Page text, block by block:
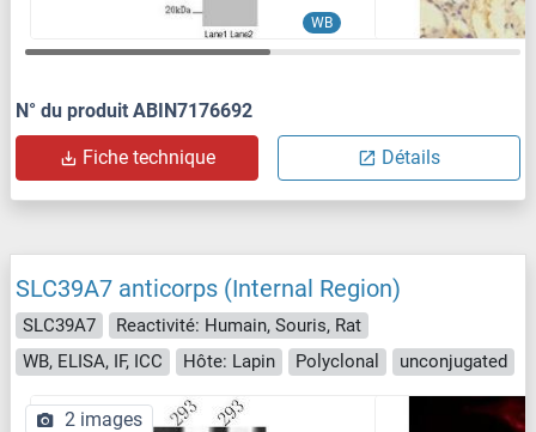
WB
N° du produit ABIN7176692
Fiche technique Détails
SLC39A7 anticorps (Internal Region)
SLC39A7
Reactivité: Humain, Souris, Rat
WB, ELISA, IF, ICC
Hôte: Lapin Polyclonal unconjugated
2 images